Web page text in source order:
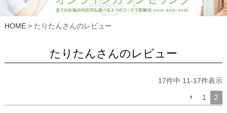
HOME たりたんさんのレビュー
たりたんさんのレビュー
17件中 11-17件表示
1 2